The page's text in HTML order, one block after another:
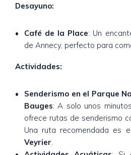
Desayuno:
Café de la Place: Un
de Annecy, perfecto para
Actividades:
Senderismo en el Parque
Bauges: A solo unos
ofrece rutas de senderismo
Una ruta recomendada es
Veyrier.